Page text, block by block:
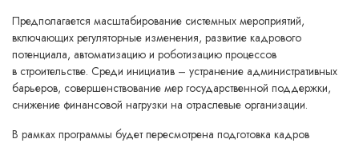
Предполагается масштабирование системных мероприятий,
включающих регуляторные изменения, развитие кадрового
потенциала, автоматизацию и роботизацию процессов
в строительстве. Среди инициатив – устранение административных
барьеров, совершенствование мер государственной поддержки,
снижение финансовой нагрузки на отраслевые организации.
В рамках программы будет пересмотрена подготовка кадров